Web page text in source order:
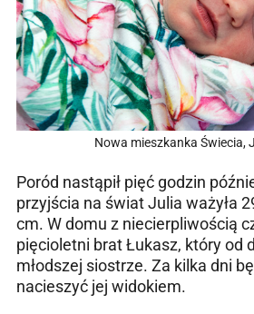
Nowa mieszkanka Świecia,
Poród nastąpił pięć godzin
przyjścia na świat Julia ważyła
cm. W domu z niecierpliwością
pięcioletni brat Łukasz, który od
młodszej siostrze. Za kilka dni
nacieszyć jej widokiem.